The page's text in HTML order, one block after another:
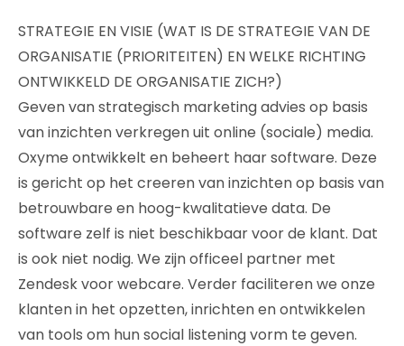
STRATEGIE EN VISIE (WAT IS DE STRATEGIE VAN DE
ORGANISATIE (PRIORITEITEN) EN WELKE RICHTING
ONTWIKKELD DE ORGANISATIE ZICH?)
Geven van strategisch marketing advies op basis
van inzichten verkregen uit online (sociale) media.
Oxyme ontwikkelt en beheert haar software. Deze
is gericht op het creeren van inzichten op basis van
betrouwbare en hoog-kwalitatieve data. De
software zelf is niet beschikbaar voor de klant. Dat
is ook niet nodig. We zijn officeel partner met
Zendesk voor webcare. Verder faciliteren we onze
klanten in het opzetten, inrichten en ontwikkelen
van tools om hun social listening vorm te geven.